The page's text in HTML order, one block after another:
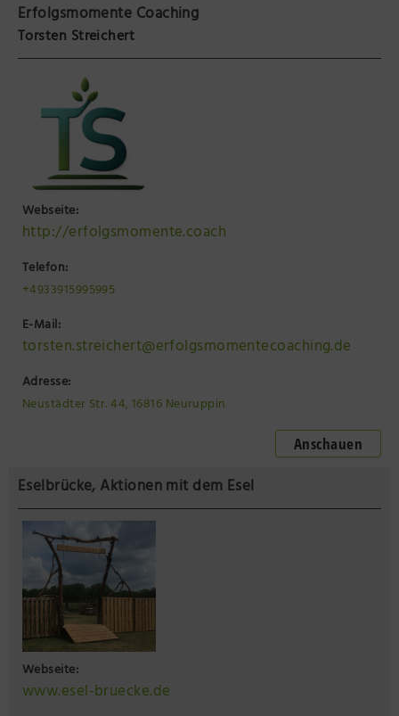
Erfolgsmomente Coaching
Torsten Streichert
Webseite:
http://erfolgsmomente.coach
Telefon:
+4933915995995
E-Mail:
torsten.streichert@erfolgsmomentecoaching.de
Adresse:
Neustädter Str. 44, 16816 Neuruppin
Anschauen
Eselbrücke, Aktionen mit dem Esel
Webseite:
www.esel-bruecke.de